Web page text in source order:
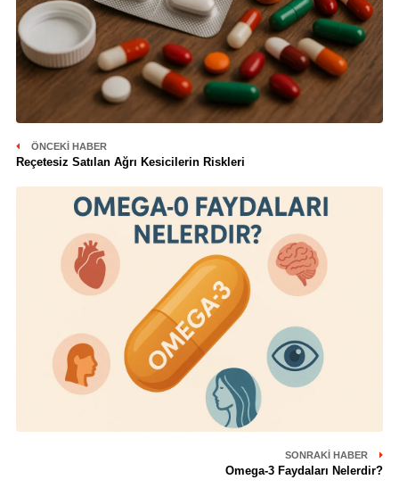
ÖNCEKI HABER
Reçetesiz Satılan Ağrı Kesicilerin Riskleri
SONRAKI HABER
Omega-3 Faydaları Nelerdir?